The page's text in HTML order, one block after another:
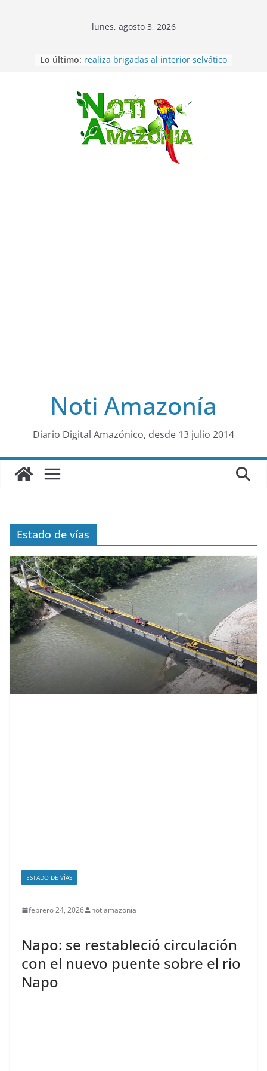
Saltar
al
lunes, agosto 3, 2026
Lo último: Morona Santiago: Prefectura
Pastaza. Hallan sin vida a
conductor que estuvo
desaparecido, socio de la
cooperativa los Tayos, de Puyo.
(Opinión) Que pasa con el Rio Puyo
y la defensa indígena?
Terremoto de 7.1 sacude Japón
Noti Amazonía
Diario Digital Amazónico, desde 13 julio 2014
Estado de vías
ESTADO DE VÍAS
febrero 24, 2026 notiamazonia
Napo: se restableció circulación
con el nuevo puente sobre el rio
Napo